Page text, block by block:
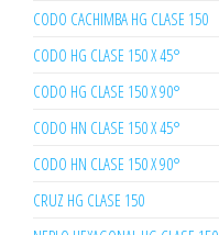
CODO CACHIMBA HG CLASE 150
CODO HG CLASE 150 X 45°
CODO HG CLASE 150 X 90°
CODO HN CLASE 150 X 45°
CODO HN CLASE 150 X 90°
CRUZ HG CLASE 150